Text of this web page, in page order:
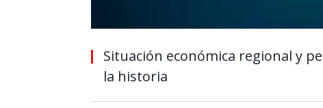
Situación económica regional y
la historia